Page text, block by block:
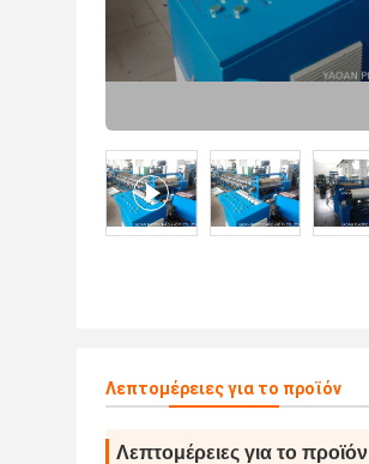
Λεπτομέρειες για το προϊόν
Λεπτομέρειες για το προϊόν